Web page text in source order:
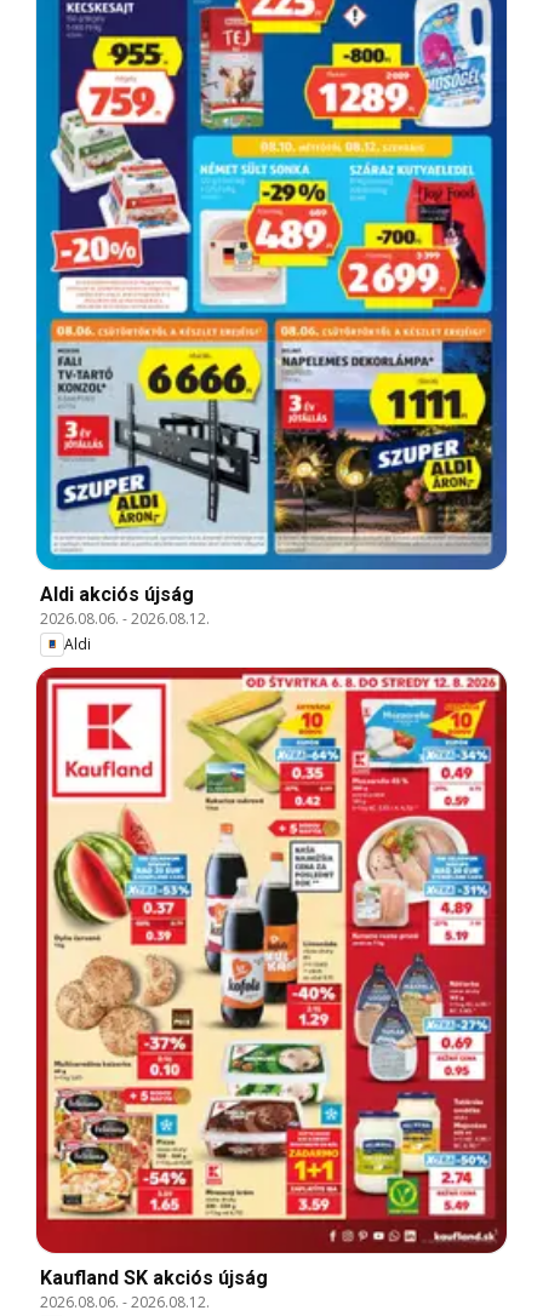
Aldi akciós újság
2026.08.06. -2026.08.12.
Aldi
Kaufland SK akciós újság
2026.08.06. -2026.08.12.